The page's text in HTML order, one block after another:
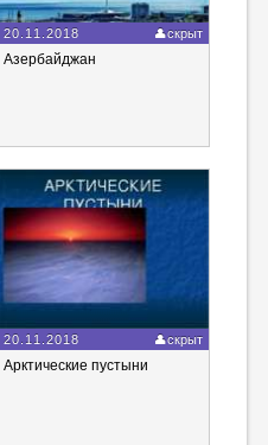
20.11.2018 скрыт
Азербайджан
20.11.2018 скрыт
Арктические пустыни